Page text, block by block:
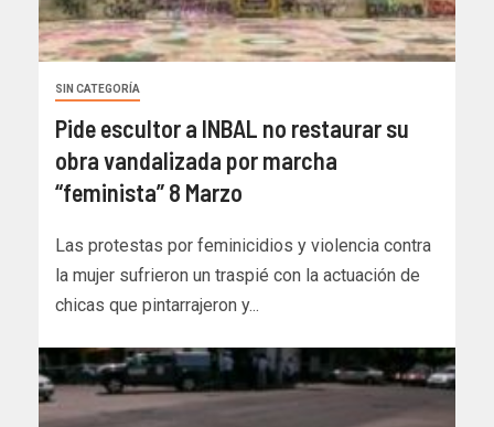
SIN CATEGORÍA
Pide escultor a INBAL no restaurar su
obra vandalizada por marcha
“feminista” 8 Marzo
Las protestas por feminicidios y violencia contra
la mujer sufrieron un traspié con la actuación de
chicas que pintarrajeron y...